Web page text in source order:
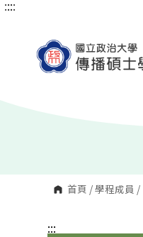
跳
:::
首頁 /學程成員 /
:::
:::